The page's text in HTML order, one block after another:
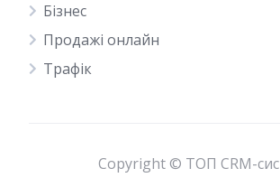
Бізнес
Продажі онлайн
Трафік
Copyright © ТОП CRM-